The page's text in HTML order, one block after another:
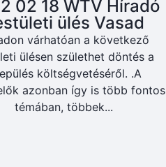
02 18 WTV Híradó
ülés Vasad
várhatóan a következő
ülésen születhet döntés a
költségvetéséről. .A
azonban így is több fontos
témában, többek...